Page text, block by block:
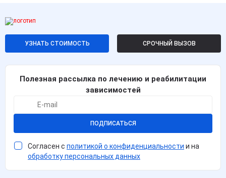
УЗНАТЬ СТОИМОСТЬ СРОЧНЫЙ ВЫЗОВ
Полезная рассылка по лечению и реабилитации
зависимостей
ПОДПИСАТЬСЯ
Согласен с политикой о конфиденциальности и на
обработку персональных данных